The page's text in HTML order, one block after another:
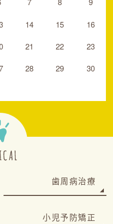
14 15 16
21 22 23
28 29 30
歯周病治療
小児予防矯正